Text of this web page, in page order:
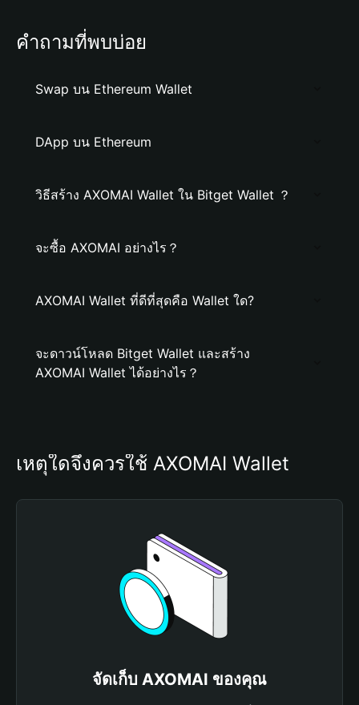
คำถามที่พบบ่อย
Swap บน Ethereum Wallet
DApp บน Ethereum
วิธีสร้าง AXOMAI Wallet ใน Bitget Wallet ？
จะซื้อ AXOMAI อย่างไร？
AXOMAI Wallet ที่ดีที่สุดคือ Wallet ใด?
จะดาวน์โหลด Bitget Wallet และสร้าง
AXOMAI Wallet ได้อย่างไร？
เหตุใดจึงควรใช้ AXOMAI Wallet
จัดเก็บ AXOMAI ของคุณ